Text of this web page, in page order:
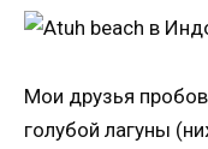
Мои друзья
голубой лагуны